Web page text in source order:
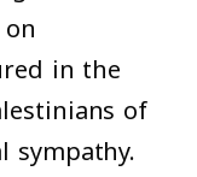
in the
of